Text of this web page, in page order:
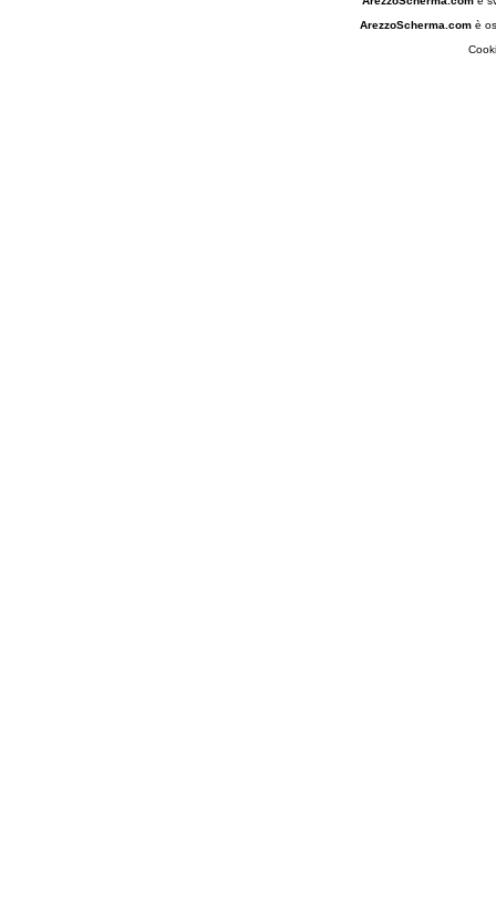
ArezzoScherma.comè